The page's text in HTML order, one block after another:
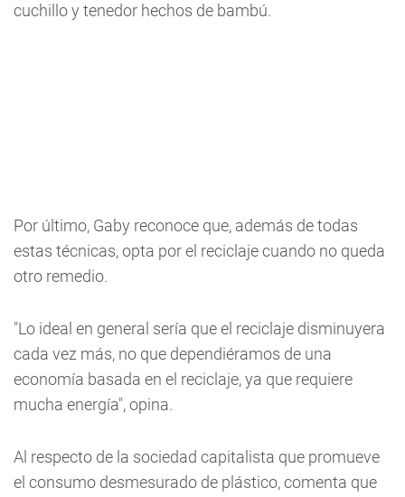
cuchillo y tenedor hechos de bambú.
Por último, Gaby reconoce que, además de todas
estas técnicas, opta por el reciclaje cuando no queda
otro remedio.
"Lo ideal en general sería que el reciclaje disminuyera
cada vez más, no que dependiéramos de una
economía basada en el reciclaje, ya que requiere
mucha energía", opina.
Al respecto de la sociedad capitalista que promueve
el consumo desmesurado de plástico, comenta que